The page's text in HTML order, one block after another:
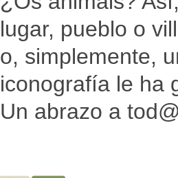
lugar, pueblo o
o, simplemente,
iconografía le ha
Un abrazo a